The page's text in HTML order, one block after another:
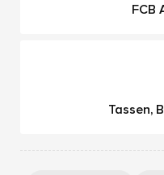
FCB
Tassen,